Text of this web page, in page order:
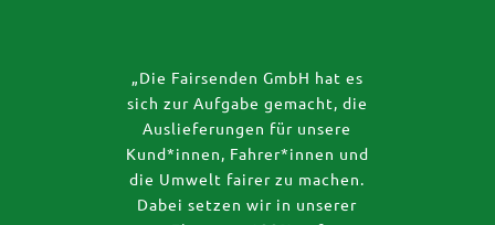
„Die Fairsenden GmbH hat es
sich zur Aufgabe gemacht, die
Auslieferungen für unsere
Kund*innen, Fahrer*innen und
die Umwelt fairer zu machen.
Dabei setzen wir in unserer